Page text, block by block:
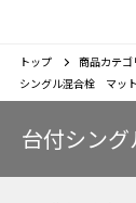
トップ 商品カテゴ
シングル混合栓 マッ
台付シン